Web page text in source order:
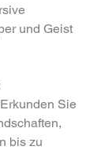
und Geist
Erkunden Sie
bis zu